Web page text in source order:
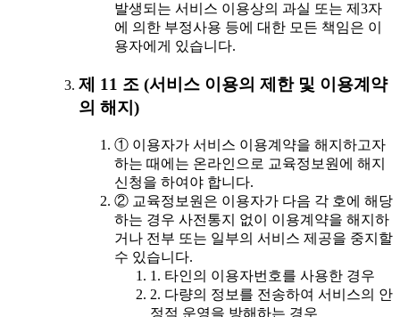
발생되는 서비스 이용상의 과실 또는 제3자
에 의한 부정사용 등에 대한 모든 책임은 이
용자에게 있습니다.
제 11 조 (서비스 이용의 제한 및 이용계약
의 해지)
① 이용자가 서비스 이용계약을 해지하고자
하는 때에는 온라인으로 교육정보원에 해지
신청을 하여야 합니다.
② 교육정보원은 이용자가 다음 각 호에 해당
하는 경우 사전통지 없이 이용계약을 해지하
거나 전부 또는 일부의 서비스 제공을 중지할
수 있습니다.
1. 타인의 이용자번호를 사용한 경우
2. 다량의 정보를 전송하여 서비스의 안
정적 운영을 방해하는 경우